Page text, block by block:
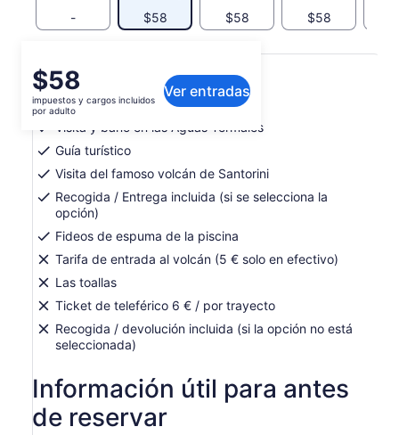
- $58 $58 $58
El
precio
es
de
$58.
adulto
$58
impuestos y cargos incluidos
por adulto
Ver entradas
Qué incluye o no
Visita la isla de Thirassia
Visita y baño en las Aguas Termales
Guía turístico
Visita del famoso volcán de Santorini
Recogida / Entrega incluida (si se selecciona la
opción)
Fideos de espuma de la piscina
Tarifa de entrada al volcán (5 € solo en efectivo)
Las toallas
Ticket de teleférico 6 € / por trayecto
Recogida / devolución incluida (si la opción no está
seleccionada)
Información útil para antes
de reservar